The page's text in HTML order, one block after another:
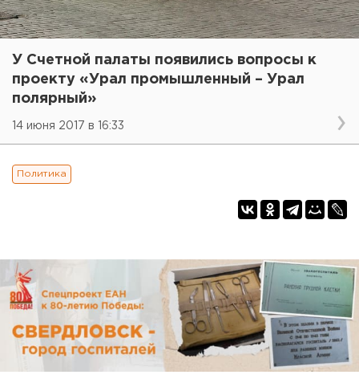
У Счетной палаты появились вопросы к
проекту «Урал промышленный – Урал
полярный»
14 июня 2017 в 16:33
Политика